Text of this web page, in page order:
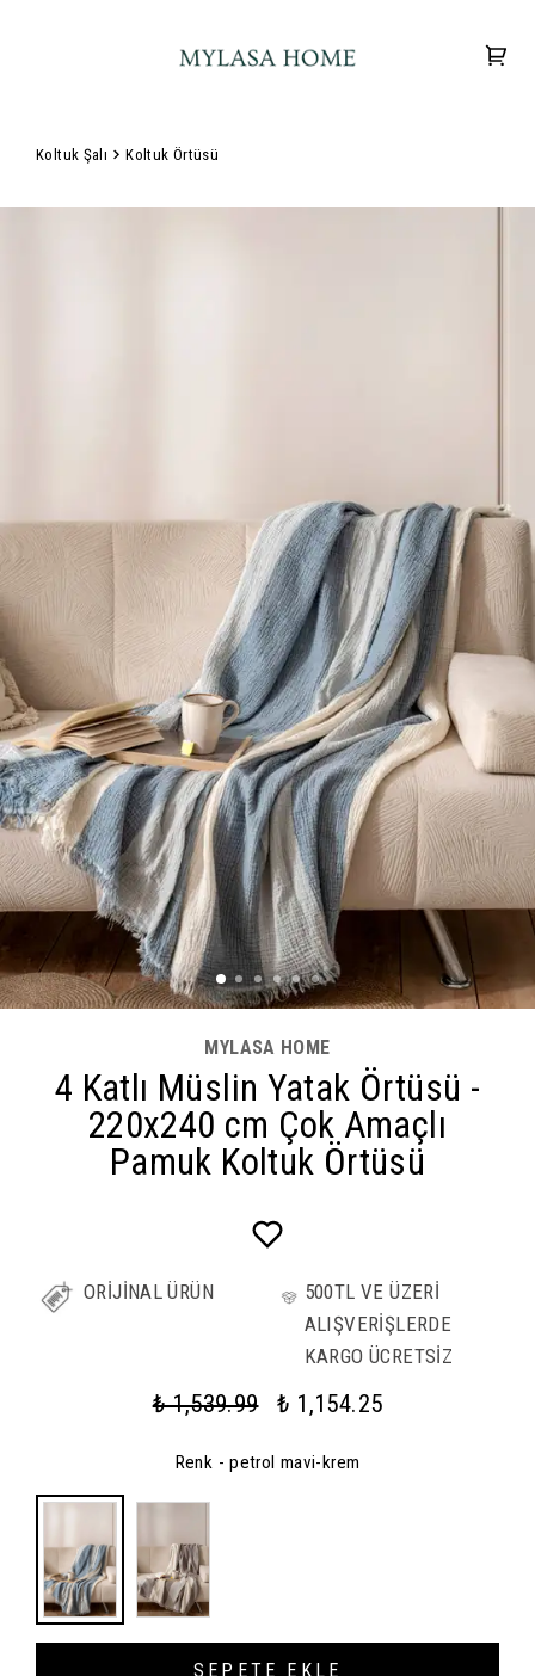
Koltuk Şalı Koltuk Örtüsü
MYLASA HOME
4 Katlı Müslin Yatak Örtüsü -
220x240 cm Çok Amaçlı
Pamuk Koltuk Örtüsü
ORİJİNAL ÜRÜN
500TL VE ÜZERİ
ALIŞVERİŞLERDE
KARGO ÜCRETSİZ
₺ 1,539.99 ₺ 1,154.25
Renk - petrol mavi-krem
SEPETE EKLE